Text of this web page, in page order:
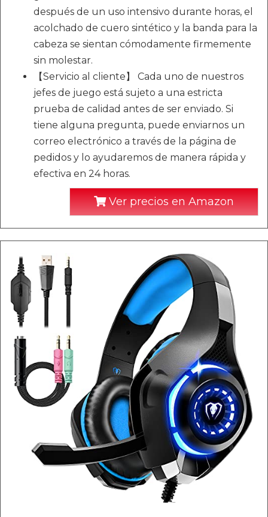
después de un uso intensivo durante horas, el
acolchado de cuero sintético y la banda para la
cabeza se sientan cómodamente firmemente
sin molestar.
【Servicio al cliente】 Cada uno de nuestros
jefes de juego está sujeto a una estricta
prueba de calidad antes de ser enviado. Si
tiene alguna pregunta, puede enviarnos un
correo electrónico a través de la página de
pedidos y lo ayudaremos de manera rápida y
efectiva en 24 horas.
Ver precios en Amazon